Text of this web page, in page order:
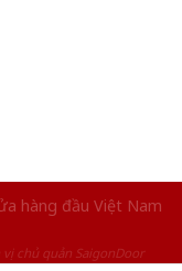
hàng đầu Việt Nam
chủ quản SaigonDoor